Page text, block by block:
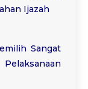
Ijazah
Sangat